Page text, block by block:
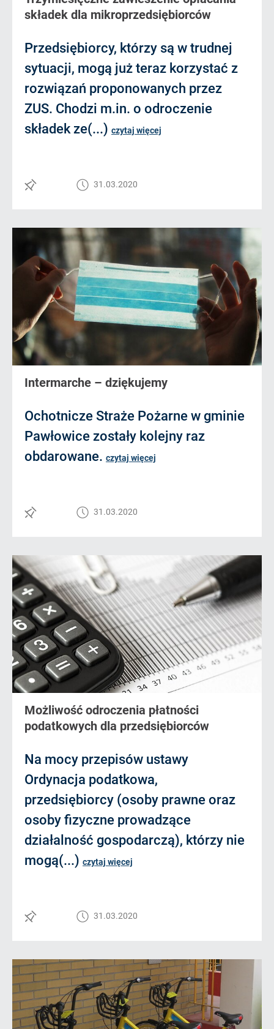
składek dla mikroprzedsiębiorców
Przedsiębiorcy, którzy są w trudnej
sytuacji, mogą już teraz korzystać z
rozwiązań proponowanych przez
ZUS. Chodzi m.in. o odroczenie
składek ze(...) czytaj więcej
31.03.2020
Intermarche – dziękujemy
Ochotnicze Straże Pożarne w gminie
Pawłowice zostały kolejny raz
obdarowane. czytaj więcej
31.03.2020
Możliwość odroczenia płatności
podatkowych dla przedsiębiorców
Na mocy przepisów ustawy
Ordynacja podatkowa,
przedsiębiorcy (osoby prawne oraz
osoby fizyczne prowadzące
działalność gospodarczą), którzy nie
mogą(...) czytaj więcej
31.03.2020